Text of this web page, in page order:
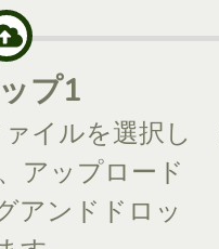
プ1
イルを選択し
アップロード
アンドドロッ